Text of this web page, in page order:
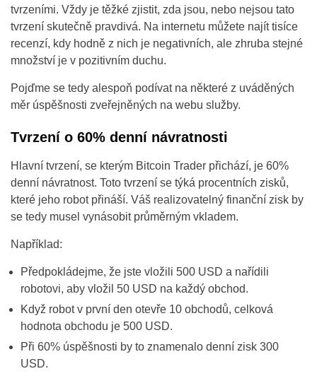
tvrzeními. Vždy je těžké zjistit, zda jsou, nebo nejsou tato
tvrzení skutečně pravdivá. Na internetu můžete najít tisíce
recenzí, kdy hodně z nich je negativních, ale zhruba stejné
množství je v pozitivním duchu.
Pojďme se tedy alespoň podívat na některé z uváděných
měr úspěšnosti zveřejněných na webu služby.
Tvrzení o 60% denní návratnosti
Hlavní tvrzení, se kterým Bitcoin Trader přichází, je 60%
denní návratnost. Toto tvrzení se týká procentních zisků,
které jeho robot přináší. Váš realizovatelný finanční zisk by
se tedy musel vynásobit průměrným vkladem.
Například:
Předpokládejme, že jste vložili 500 USD a nařídili
robotovi, aby vložil 50 USD na každý obchod.
Když robot v první den otevře 10 obchodů, celková
hodnota obchodu je 500 USD.
Při 60% úspěšnosti by to znamenalo denní zisk 300
USD.